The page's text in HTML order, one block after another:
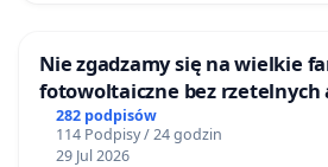
Nie zgadzamy się na wielkie
fotowoltaiczne bez rzetelnych
mieszkańców
282 podpisów
114 Podpisy / 24 godzin
29 Jul 2026